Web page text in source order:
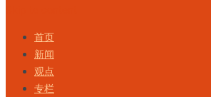
首页
新闻
观点
专栏